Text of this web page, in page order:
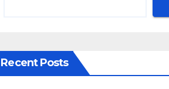
Recent Posts